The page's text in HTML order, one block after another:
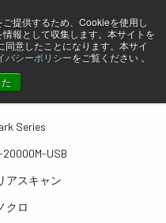
提供するため、Cookieを使用し
報として収集します。本サイトを
意したことになります。本サイ
バシーポリシーをご覧ください 。
USB
Series
20000M-USB
アスキャン
クロ